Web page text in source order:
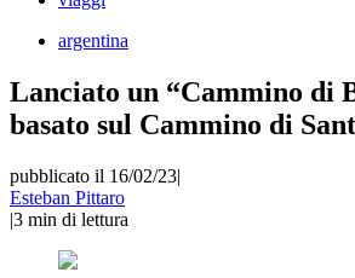
argentina
Lanciato un “Cammino di
basato sul Cammino di
pubblicato il 16/02/23|
Esteban Pittaro
|3 min di lettura